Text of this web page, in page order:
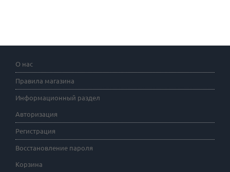
О нас
Правила магазина
Информационный раздел
Авторизация
Регистрация
Восстановление пароля
Корзина